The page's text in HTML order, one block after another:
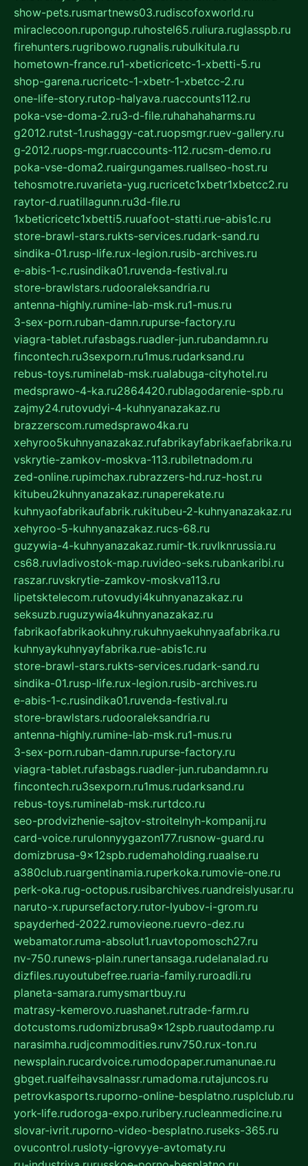
show-pets.rusmartnews03.rudiscofoxworld.ru
miraclecoon.rupongup.ruhostel65.ruliura.ruglasspb.ru
firehunters.rugribowo.rugnalis.rubulkitula.ru
hometown-france.ru1-xbeticricetc-1-xbetti-5.ru
shop-garena.rucricetc-1-xbetr-1-xbetcc-2.ru
one-life-story.rutop-halyava.ruaccounts112.ru
poka-vse-doma-2.ru3-d-file.ruhahahaharms.ru
g2012.rutst-1.rushaggy-cat.ruopsmgr.ruev-gallery.ru
g-2012.ruops-mgr.ruaccounts-112.rucsm-demo.ru
poka-vse-doma2.ruairgungames.ruallseo-host.ru
tehosmotre.ruvarieta-yug.rucricetc1xbetr1xbetcc2.ru
raytor-d.ruatillagunn.ru3d-file.ru
1xbeticricetc1xbetti5.ruuafoot-statti.rue-abis1c.ru
store-brawl-stars.rukts-services.rudark-sand.ru
sindika-01.rusp-life.rux-legion.rusib-archives.ru
e-abis-1-c.rusindika01.ruvenda-festival.ru
store-brawlstars.rudooraleksandria.ru
antenna-highly.rumine-lab-msk.ru1-mus.ru
3-sex-porn.ruban-damn.rupurse-factory.ru
viagra-tablet.rufasbags.ruadler-jun.rubandamn.ru
fincontech.ru3sexporn.ru1mus.rudarksand.ru
rebus-toys.ruminelab-msk.rualabuga-cityhotel.ru
medsprawo-4-ka.ru2864420.rublagodarenie-spb.ru
zajmy24.rutovudyi-4-kuhnyanazakaz.ru
brazzerscom.rumedsprawo4ka.ru
xehyroo5kuhnyanazakaz.rufabrikayfabrikaefabrika.ru
vskrytie-zamkov-moskva-113.rubiletnadom.ru
zed-online.rupimchax.rubrazzers-hd.ruz-host.ru
kitubeu2kuhnyanazakaz.runaperekate.ru
kuhnyaofabrikaufabrik.rukitubeu-2-kuhnyanazakaz.ru
xehyroo-5-kuhnyanazakaz.rucs-68.ru
guzywia-4-kuhnyanazakaz.rumir-tk.ruvlknrussia.ru
cs68.ruvladivostok-map.ruvideo-seks.rubankaribi.ru
raszar.ruvskrytie-zamkov-moskva113.ru
lipetsktelecom.rutovudyi4kuhnyanazakaz.ru
seksuzb.ruguzywia4kuhnyanazakaz.ru
fabrikaofabrikaokuhny.rukuhnyaekuhnyaafabrika.ru
kuhnyaykuhnyayfabrika.rue-abis1c.ru
store-brawl-stars.rukts-services.rudark-sand.ru
sindika-01.rusp-life.rux-legion.rusib-archives.ru
e-abis-1-c.rusindika01.ruvenda-festival.ru
store-brawlstars.rudooraleksandria.ru
antenna-highly.rumine-lab-msk.ru1-mus.ru
3-sex-porn.ruban-damn.rupurse-factory.ru
viagra-tablet.rufasbags.ruadler-jun.rubandamn.ru
fincontech.ru3sexporn.ru1mus.rudarksand.ru
rebus-toys.ruminelab-msk.rurtdco.ru
seo-prodvizhenie-sajtov-stroitelnyh-kompanij.ru
card-voice.rurulonnyygazon177.rusnow-guard.ru
domizbrusa-9x12spb.rudemaholding.ruaalse.ru
a380club.ruargentinamia.ruperkoka.rumovie-one.ru
perk-oka.rug-octopus.rusibarchives.ruandreislyusar.ru
naruto-x.rupursefactory.rutor-lyubov-i-grom.ru
spayderhed-2022.rumovieone.ruevro-dez.ru
webamator.ruma-absolut1.ruavtopomosch27.ru
nv-750.runews-plain.runertansaga.rudelanalad.ru
dizfiles.ruyoutubefree.ruaria-family.ruroadli.ru
planeta-samara.rumysmartbuy.ru
matrasy-kemerovo.ruashanet.rutrade-farm.ru
dotcustoms.rudomizbrusa9x12spb.ruautodamp.ru
narasimha.rudjcommodities.runv750.rux-ton.ru
newsplain.rucardvoice.rumodopaper.rumanunae.ru
gbget.rualfeihavsalnassr.rumadoma.rutajuncos.ru
petrovkasports.ruporno-online-besplatno.rusplclub.ru
york-life.rudoroga-expo.ruribery.rucleanmedicine.ru
slovar-ivrit.ruporno-video-besplatno.ruseks-365.ru
ovucontrol.rusloty-igrovyye-avtomaty.ru